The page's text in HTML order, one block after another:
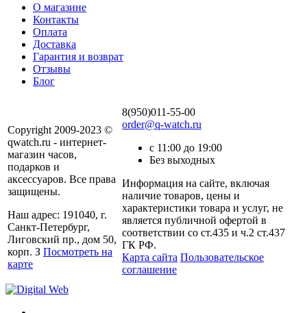
О магазине
Контакты
Оплата
Доставка
Гарантия и возврат
Отзывы
Блог
Copyright 2009-2023 ©
qwatch.ru - интернет-
магазин часов,
подарков и
аксессуаров. Все права
защищены.
Наш адрес: 191040, г.
Санкт-Петербург,
Лиговский пр., дом 50,
корп. З Посмотреть на
карте
8(950)011-55-00
order@q-watch.ru
с 11:00 до 19:00
Без выходных
Информация на сайте, включая
наличие товаров, цены и
характеристики товара и услуг, не
является публичной офертой в
соответствии со ст.435 и ч.2 ст.437
ГК РФ.
Карта сайта Пользовательское
соглашение